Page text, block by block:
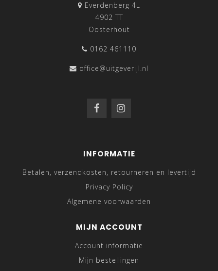
Everdenberg 4L
4902 TT
Oosterhout
0162 461110
office@uitgeverijl.nl
INFORMATIE
Betalen, verzendkosten, retourneren en levertijd
Privacy Policy
Algemene voorwaarden
MIJN ACCOUNT
Account informatie
Mijn bestellingen